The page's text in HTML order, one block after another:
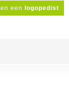
een logopedist